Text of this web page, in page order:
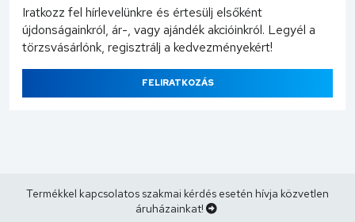
Iratkozz fel hírlevelünkre és értesülj elsőként
újdonságainkról, ár-, vagy ajándék akcióinkról. Legyél a
törzsvásárlónk, regisztrálj a kedvezményekért!
FELIRATKOZÁS
Termékkel kapcsolatos szakmai kérdés esetén hívja közvetlen
áruházainkat!